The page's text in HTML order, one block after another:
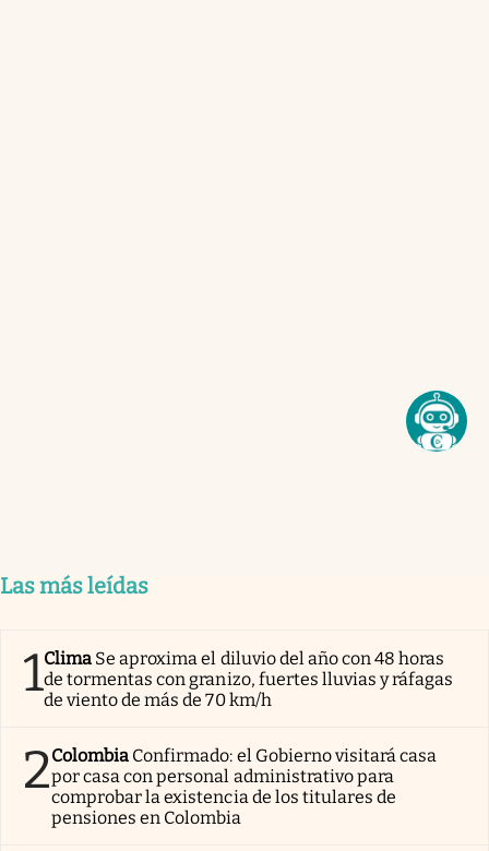
Las más leídas
1Clima Se aproxima el diluvio del año con 48 horas
de tormentas con granizo, fuertes lluvias y ráfagas
de viento de más de 70 km/h
2Colombia Confirmado: el Gobierno visitará casa
por casa con personal administrativo para
comprobar la existencia de los titulares de
pensiones en Colombia